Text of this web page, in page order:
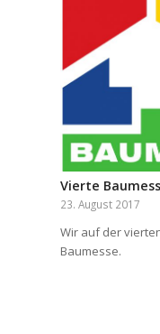
Vierte
23. August 2017
Wir auf der
Baumesse.